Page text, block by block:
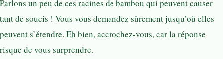
Parlons un peu de ces racines de bambou qui peuvent causer
tant de soucis ! Vous vous demandez sûrement jusqu’où elles
peuvent s’étendre. Eh bien, accrochez-vous, car la réponse
risque de vous surprendre.